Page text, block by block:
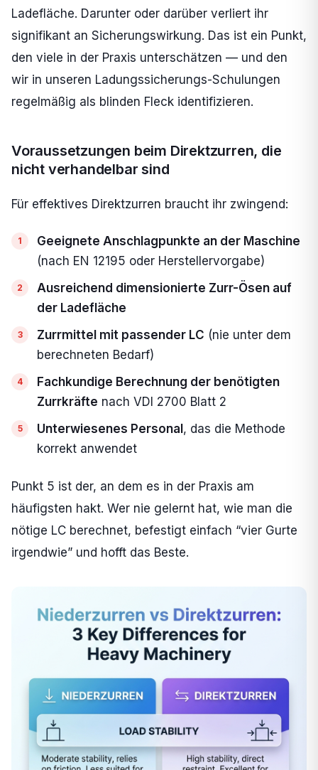
Ladefläche. Darunter oder darüber verliert ihr
signifikant an Sicherungswirkung. Das ist ein Punkt,
den viele in der Praxis unterschätzen — und den
wir in unseren Ladungssicherungs-Schulungen
regelmäßig als blinden Fleck identifizieren.
Voraussetzungen beim Direktzurren, die
nicht verhandelbar sind
Für effektives Direktzurren braucht ihr zwingend:
Geeignete Anschlagpunkte an der Maschine
(nach EN 12195 oder Herstellervorgabe)
Ausreichend dimensionierte Zurr-Ösen auf
der Ladefläche
Zurrmittel mit passender LC (nie unter dem
berechneten Bedarf)
Fachkundige Berechnung der benötigten
Zurrkräfte nach VDI 2700 Blatt 2
Unterwiesenes Personal, das die Methode
korrekt anwendet
Punkt 5 ist der, an dem es in der Praxis am
häufigsten hakt. Wer nie gelernt hat, wie man die
nötige LC berechnet, befestigt einfach “vier Gurte
irgendwie” und hofft das Beste.